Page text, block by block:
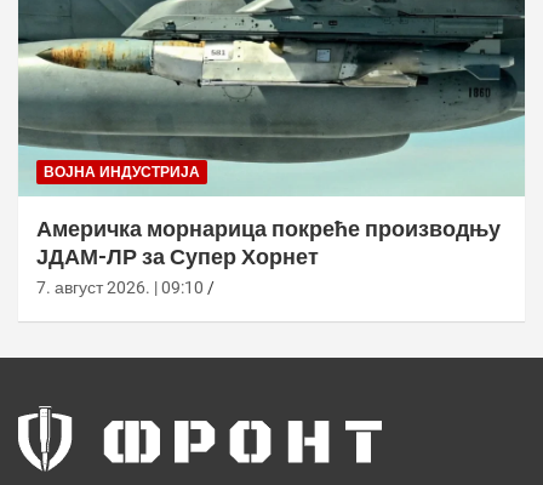
ВОЈНА ИНДУСТРИЈА
Америчка морнарица покреће производњу
ЈДАМ-ЛР за Супер Хорнет
7. август 2026. | 09:10